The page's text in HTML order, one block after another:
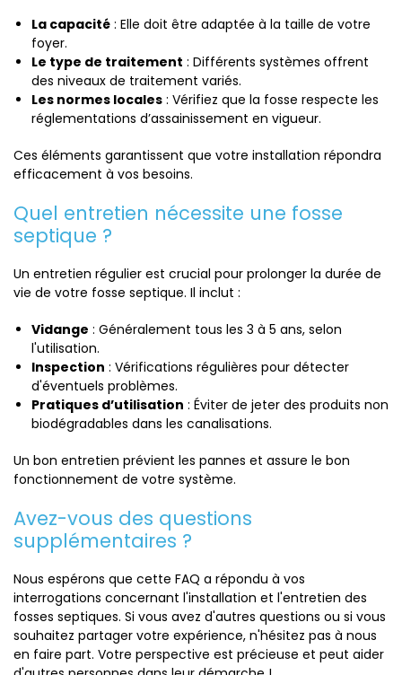
La capacité : Elle doit être adaptée à la taille de votre
foyer.
Le type de traitement : Différents systèmes offrent
des niveaux de traitement variés.
Les normes locales : Vérifiez que la fosse respecte les
réglementations d’assainissement en vigueur.
Ces éléments garantissent que votre installation répondra
efficacement à vos besoins.
Quel entretien nécessite une fosse
septique ?
Un entretien régulier est crucial pour prolonger la durée de
vie de votre fosse septique. Il inclut :
Vidange : Généralement tous les 3 à 5 ans, selon
l'utilisation.
Inspection : Vérifications régulières pour détecter
d'éventuels problèmes.
Pratiques d’utilisation : Éviter de jeter des produits non
biodégradables dans les canalisations.
Un bon entretien prévient les pannes et assure le bon
fonctionnement de votre système.
Avez-vous des questions
supplémentaires ?
Nous espérons que cette FAQ a répondu à vos
interrogations concernant l'installation et l'entretien des
fosses septiques. Si vous avez d'autres questions ou si vous
souhaitez partager votre expérience, n'hésitez pas à nous
en faire part. Votre perspective est précieuse et peut aider